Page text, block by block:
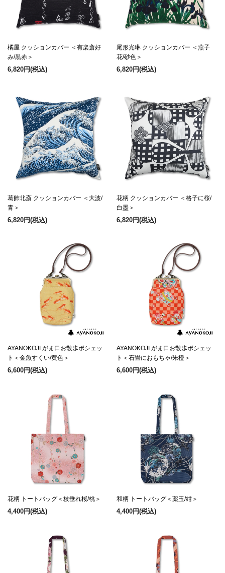
橘屋 クッションカバー ＜有楽斎好
み/黒赤＞
6,820円(税込)
尾形光琳 クッションカバー ＜燕子
花/砂色＞
6,820円(税込)
葛飾北斎 クッションカバー ＜大波/
青＞
6,820円(税込)
花柄 クッションカバー ＜格子に桜/
白墨＞
6,820円(税込)
AYANOKOJI がま口お散歩ポシェッ
ト＜金魚すくい/黄色＞
6,600円(税込)
AYANOKOJI がま口お散歩ポシェッ
ト＜石畳におもちゃ/朱橙＞
6,600円(税込)
花柄 トートバッグ＜枝垂れ桜/桃＞
4,400円(税込)
和柄 トートバッグ＜薬玉/紺＞
4,400円(税込)